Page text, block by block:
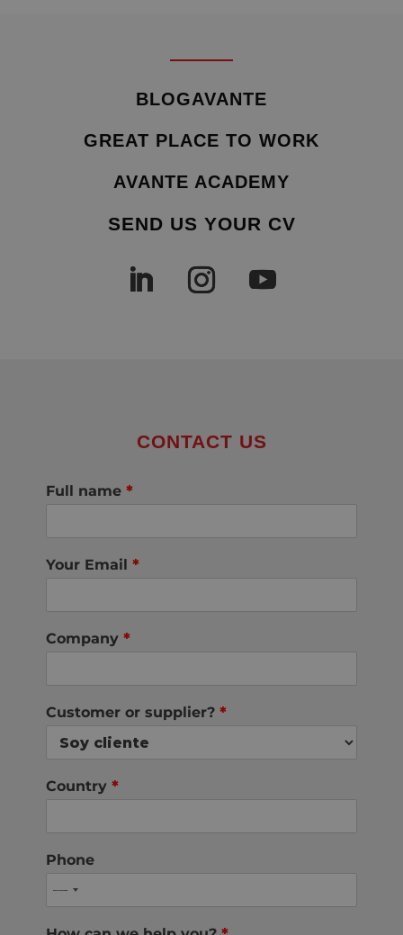
BLOGAVANTE
GREAT PLACE TO WORK
AVANTE ACADEMY
SEND US YOUR CV
CONTACT US
Full name *
Your Email *
Company *
Customer or supplier? *
Country *
Phone